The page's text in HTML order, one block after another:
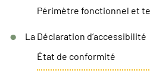
Périmètre fonctionnel et
La Déclaration d’accessibilité
État de conformité